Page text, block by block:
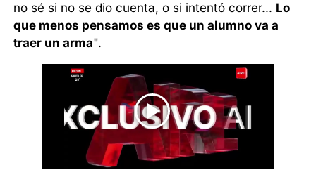
no sé si no se dio cuenta, o si intentó correr... Lo
que menos pensamos es que un alumno va a
traer un arma".